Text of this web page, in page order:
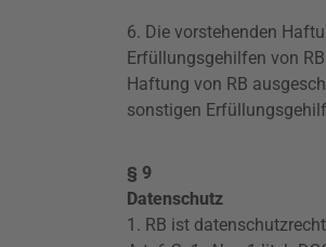
6. Die vorstehenden
Erfüllungsgehilfen von
Haftung von RB
sonstigen
§ 9
Datenschutz
1. RB ist